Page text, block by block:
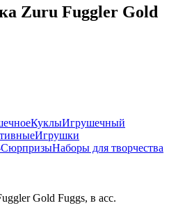
Zuru Fuggler Gold
КуклыИгрушечный
Игрушки
Наборы для творчества
Gold Fuggs, в асс.